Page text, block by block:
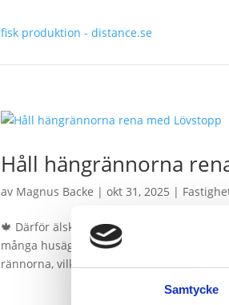
Samtycke
Håll hängrännorna
av Magnus Backe |okt 31, 2025 |
🍁 Därför älskar svenskar att använda
många husägare betyder den också
rännorna, vilket kan orsaka stopp,